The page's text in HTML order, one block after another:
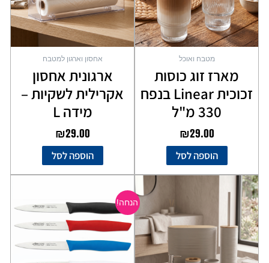
מטבח ואוכל
מארז זוג כוסות
זכוכית Linear בנפח
330 מ"ל
₪29.00
הוספה לסל
אחסון וארגון למטבח
ארגונית אחסון
אקרילית לשקיות –
מידה L
₪29.00
הוספה לסל
הנחה!
היה:
₪19.90.
הוא:
₪14.90.
יש
מספר
ניתן